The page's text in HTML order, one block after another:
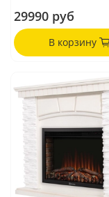
29990 руб
В корзину